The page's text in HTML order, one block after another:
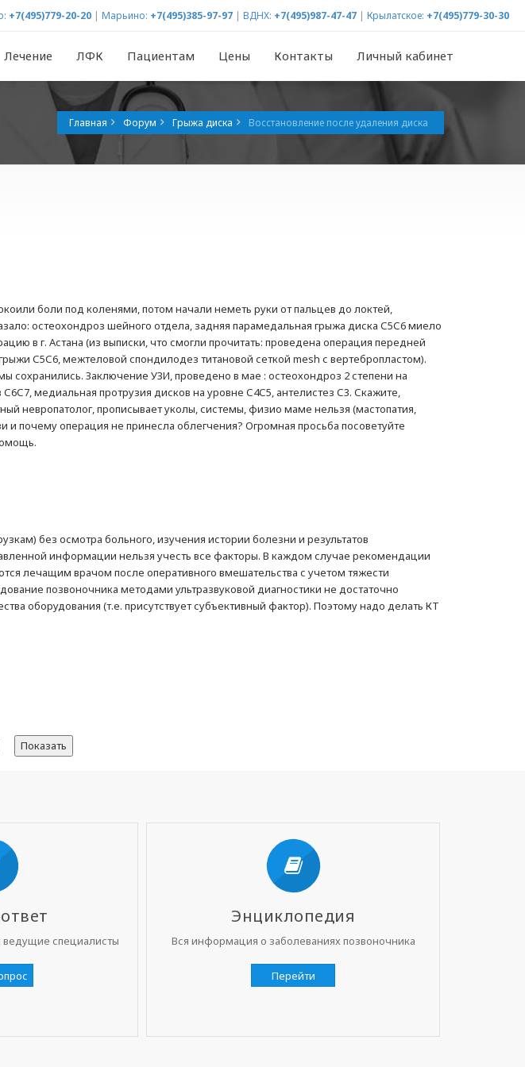
+7(495)779-20-20 | Марьино: +7(495)385-97-97 | ВДНХ: +7(495)987-47-47 | Крылатское: +7(495)779-30-30
Лечение ЛФК Пациентам Цены Контакты Личный кабинет
Главная Форум Грыжа диска Восстановление после удаления диска
боли под коленями, потом начали неметь руки от пальцев до локтей,
остеохондроз шейного отдела, задняя парамедальная грыжа диска С5С6 миело
в г. Астана (из выписки, что смогли прочитать: проведена операция передней
С5С6, межтеловой спондилодез титановой сеткой mesh с вертебропластом).
Заключение УЗИ, проведено в мае : остеохондроз 2 степени на
медиальная протрузия дисков на уровне С4С5, антелистез С3. Скажите,
невропатолог, прописывает уколы, системы, физио маме нельзя (мастопатия,
и почему операция не принесла облегчения? Огромная просьба посоветуйте
без осмотра больного, изучения истории болезни и результатов
информации нельзя учесть все факторы. В каждом случае рекомендации
лечащим врачом после оперативного вмешательства с учетом тяжести
позвоночника методами ультразвуковой диагностики не достаточно
оборудования (т.е. присутствует субъективный фактор). Поэтому надо делать КТ
Показать
специалисты
Энциклопедия
Вся информация о заболеваниях позвоночника
Перейти